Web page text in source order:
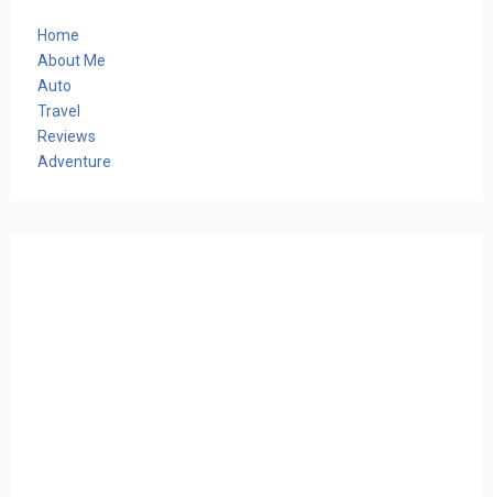
Home
About Me
Auto
Travel
Reviews
Adventure